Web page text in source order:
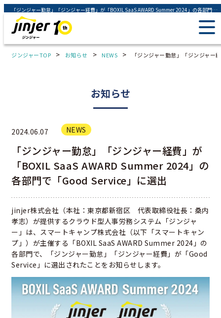
「ジンジャー勤怠」「ジンジャー経費」が「BOXIL SaaS AWARD Summer 2024」の各部門で「Good Service」に選出 - ジンジャー（jinjer）｜統合型人事システム
ジンジャーTOP > お知らせ > NEWS > 「ジンジャー勤怠」「ジンジャ
お知らせ
2024.06.07 NEWS
「ジンジャー勤怠」「ジンジャー経費」が
「BOXIL SaaS AWARD Summer 2024」の
各部門で「Good Service」に選出
jinjer株式会社（本社：東京都新宿区 代表取締役社長：桑内
孝志）が提供するクラウド型人事労務システム「ジンジャ
ー」は、スマートキャンプ株式会社（以下「スマートキャン
プ」）が主催する「BOXIL SaaS AWARD Summer 2024」の
各部門で、「ジンジャー勤怠」「ジンジャー経費」が「Good
Service」に選出されたことをお知らせします。